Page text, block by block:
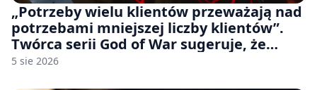
„Potrzeby wielu klientów przeważają nad
potrzebami mniejszej liczby klientów”.
Twórca serii God of War sugeruje, że
rozumie, dlaczego Sony rezygnuje z gier
5 sie 2026